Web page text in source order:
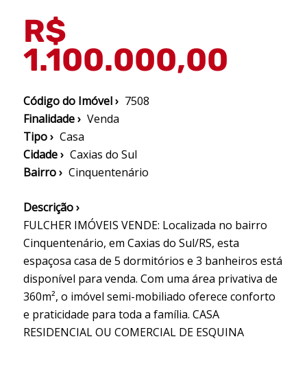
R$
1.100.000,00
Código do Imóvel › 7508
Finalidade › Venda
Tipo › Casa
Cidade › Caxias do Sul
Bairro › Cinquentenário
Descrição ›
FULCHER IMÓVEIS VENDE: Localizada no bairro
Cinquentenário, em Caxias do Sul/RS, esta
espaçosa casa de 5 dormitórios e 3 banheiros está
disponível para venda. Com uma área privativa de
360m², o imóvel semi-mobiliado oferece conforto
e praticidade para toda a família. CASA
RESIDENCIAL OU COMERCIAL DE ESQUINA